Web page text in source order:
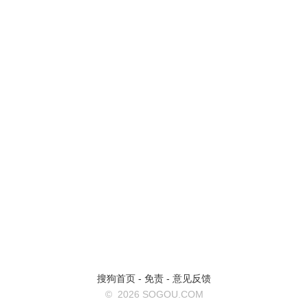
搜狗首页 - 免责 - 意见反馈
© 2026 SOGOU.COM